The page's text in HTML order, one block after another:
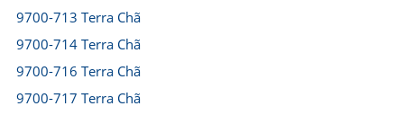
9700-713 Terra Chã
9700-714 Terra Chã
9700-716 Terra Chã
9700-717 Terra Chã